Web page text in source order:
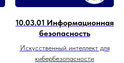
10.03.01 Информационная
безопасность
Искусственный интеллект для
кибербезопасности